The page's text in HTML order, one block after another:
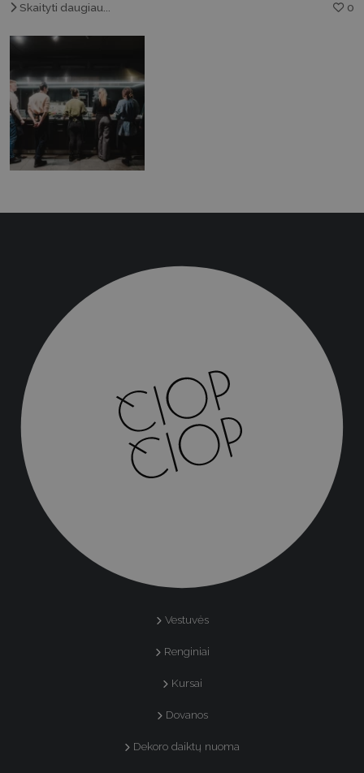
Skaityti daugiau... 0
Vestuvės
Renginiai
Kursai
Dovanos
Dekoro daiktų nuoma